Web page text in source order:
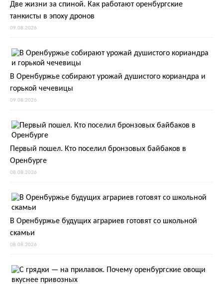
Две жизни за спиной. Как работают оренбургские
танкисты в эпоху дронов
09.08.2026
В Оренбуржье собирают урожай душистого кориандра и
горькой чечевицы
09.08.2026
Первый пошел. Кто поселил бронзовых байбаков в
Оренбурге
08.08.2026
В Оренбуржье будущих аграриев готовят со школьной
скамьи
08.08.2026